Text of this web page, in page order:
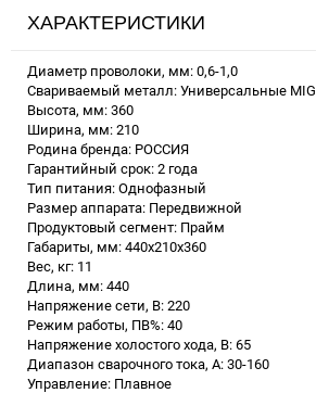
ХАРАКТЕРИСТИКИ
Диаметр проволоки, мм: 0,6-1,0
Свариваемый металл: Универсальные MIG
Высота, мм: 360
Ширина, мм: 210
Родина бренда: РОССИЯ
Гарантийный срок: 2 года
Тип питания: Однофазный
Размер аппарата: Передвижной
Продуктовый сегмент: Прайм
Габариты, мм: 440х210х360
Вес, кг: 11
Длина, мм: 440
Напряжение сети, В: 220
Режим работы, ПВ%: 40
Напряжение холостого хода, В: 65
Диапазон сварочного тока, А: 30-160
Управление: Плавное